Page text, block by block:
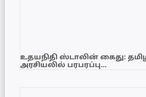
உதயநிதி ஸ்டாலின் கைது:
அரசியலில் பரபரப்பு…